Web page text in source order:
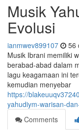
Musik
Evolusi
ianmwev899107 56
Musik Ibrani memiliki
berabad-abad dalam
lagu keagamaan ini
kemudian menyebar
https://
yahudiym-warisan-
Comments